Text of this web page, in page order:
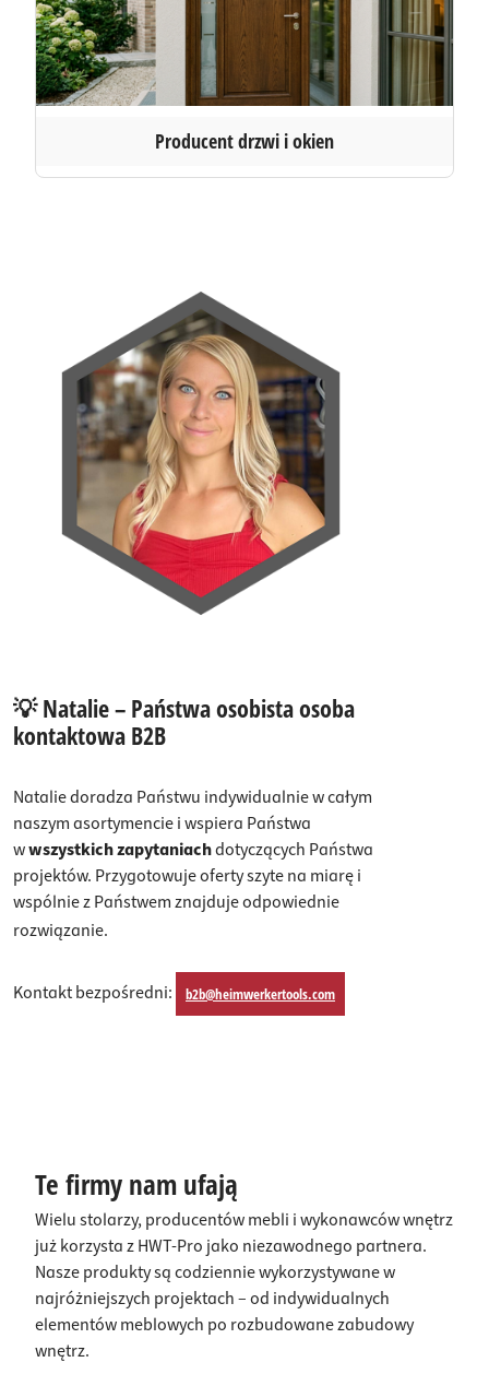
Producent drzwi i okien
💡 Natalie – Państwa osobista osoba
kontaktowa B2B
Natalie doradza Państwu indywidualnie w całym
naszym asortymencie i wspiera Państwa
wwszystkich zapytaniachdotyczących Państwa
projektów. Przygotowuje oferty szyte na miarę i
wspólnie z Państwem znajduje odpowiednie
rozwiązanie.
Kontakt bezpośredni: b2b@heimwerkertools.com
Te firmy nam ufają
Wielu stolarzy, producentów mebli i wykonawców wnętrz
już korzysta z HWT-Pro jako niezawodnego partnera.
Nasze produkty są codziennie wykorzystywane w
najróżniejszych projektach – od indywidualnych
elementów meblowych po rozbudowane zabudowy
wnętrz.